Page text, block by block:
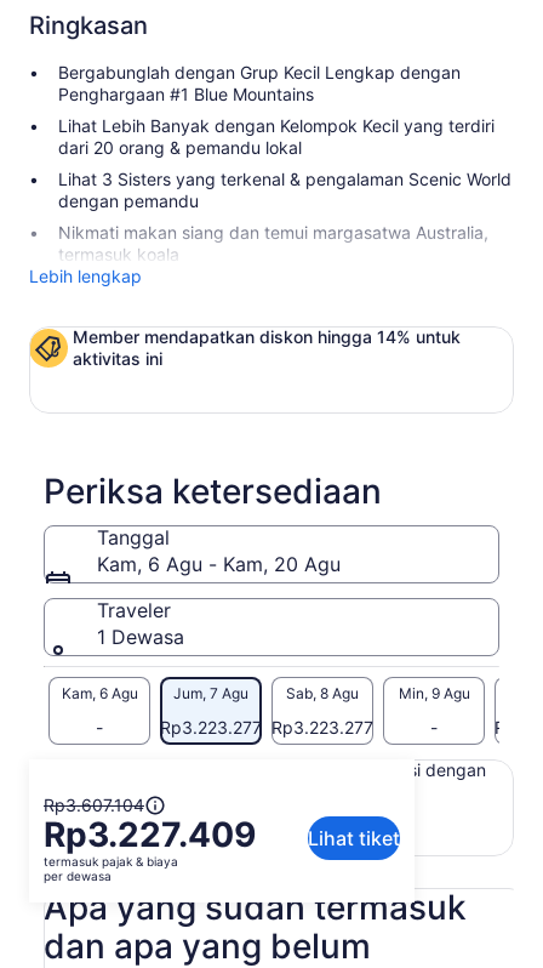
Ringkasan
Bergabunglah dengan Grup Kecil Lengkap dengan
Penghargaan #1 Blue Mountains
Lihat Lebih Banyak dengan Kelompok Kecil yang terdiri
dari 20 orang & pemandu lokal
Lihat 3 Sisters yang terkenal & pengalaman Scenic World
dengan pemandu
Nikmati makan siang dan temui margasatwa Australia,
termasuk koala
Lebih lengkap
Member mendapatkan diskon hingga 14% untuk
aktivitas ini
Periksa ketersediaan
Tanggal
Kam, 6 Agu - Kam, 20 Agu
Traveler
1 Dewasa
Kam, 6 Agu
-
Jum, 7 Agu
Rp3.223.277
Sab, 8 Agu
Rp3.223.277
Min, 9 Agu
-
Harga
sebelumnya
adalah
Rp3.607.104
dan
harga
saat
Rp3.607.104
Rp3.227.409
termasuk pajak & biaya
per dewasa
Lihat tiket
Konten di halaman ini mungkin diproduksi dengan
terjemahan mesin
Lihat teks asli (Bahasa Inggris)
Berikan masukan untuk terjemahan iniBuka
tab
baru
Apa yang sudah termasuk
dan apa yang belum